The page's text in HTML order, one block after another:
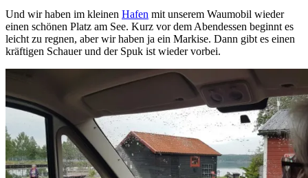
Und wir haben im kleinen Hafen mit unserem Waumobil wieder
einen schönen Platz am See. Kurz vor dem Abendessen beginnt es
leicht zu regnen, aber wir haben ja ein Markise. Dann gibt es einen
kräftigen Schauer und der Spuk ist wieder vorbei.